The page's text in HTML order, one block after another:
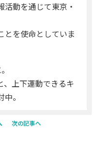
動を通じて東京・
とを使命としていま
、上下運動できるキ
。
次の記事へ